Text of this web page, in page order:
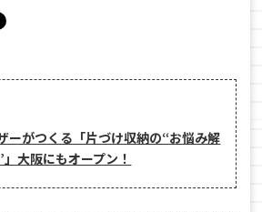
ーがつくる「片づけ収納の“お悩み解
大阪にもオープン！